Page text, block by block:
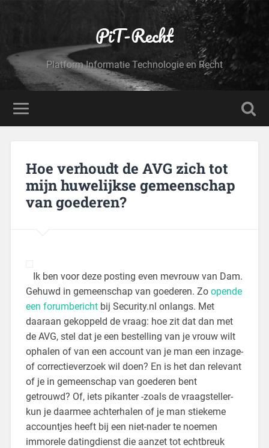
PiT-Recht
Platform Informatie Technologie en Recht
Hoe verhoudt de AVG zich tot
mijn huwelijkse gemeenschap
van goederen?
Ik ben voor deze posting even mevrouw van Dam.
Gehuwd in gemeenschap van goederen. Zo opende
een forumberichtbij Security.nl onlangs. Met
daaraan gekoppeld de vraag: hoe zit dat dan met
de AVG, stel dat je een bestelling van je vrouw wilt
ophalen of van een account van je man een inzage-
of correctieverzoek wil doen? En is het dan relevant
of je in gemeenschap van goederen bent
getrouwd? Of, iets pikanter -zoals de vraagsteller-
kun je daarmee achterhalen of je man stiekeme
accountjes heeft bij een niet-nader te noemen
immorele datingdienst die aanzet tot echtbreuk